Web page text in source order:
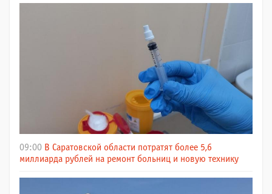
09:00 В Саратовской области потратят более 5,6
миллиарда рублей на ремонт больниц и новую технику